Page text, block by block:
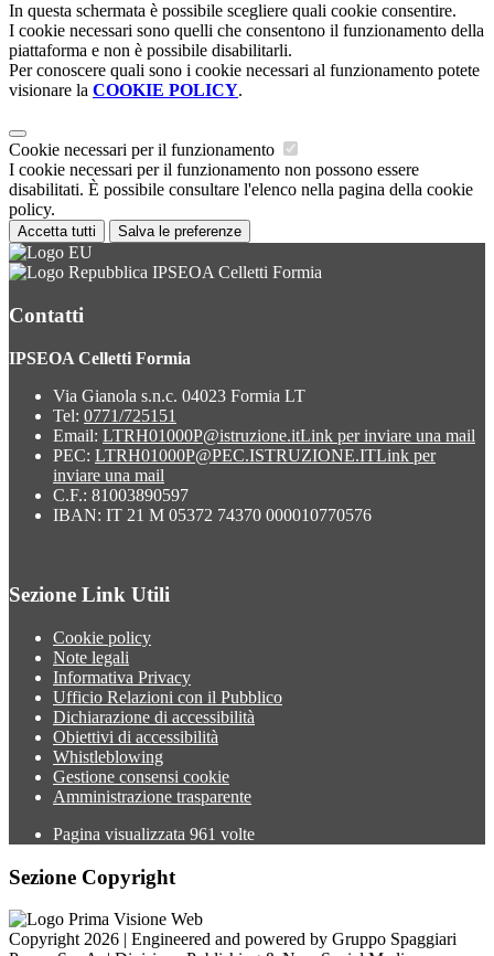
In questa schermata è possibile scegliere quali cookie consentire.
I cookie necessari sono quelli che consentono il funzionamento della
piattaforma e non è possibile disabilitarli.
Per conoscere quali sono i cookie necessari al funzionamento potete
visionare la COOKIE POLICY.
Cookie necessari per il funzionamento
I cookie necessari per il funzionamento non possono essere
disabilitati. È possibile consultare l'elenco nella pagina della cookie
policy.
Accetta tutti Salva le preferenze
IPSEOA Celletti Formia
Contatti
IPSEOA Celletti Formia
Via Gianola s.n.c. 04023 Formia LT
Tel: 0771/725151
Email: LTRH01000P@istruzione.itLink per inviare una mail
PEC: LTRH01000P@PEC.ISTRUZIONE.ITLink per
inviare una mail
C.F.: 81003890597
IBAN: IT 21 M 05372 74370 000010770576
Sezione Link Utili
Cookie policy
Note legali
Informativa Privacy
Ufficio Relazioni con il Pubblico
Dichiarazione di accessibilità
Obiettivi di accessibilità
Whistleblowing
Gestione consensi cookie
Amministrazione trasparente
Pagina visualizzata 961 volte
Sezione Copyright
Copyright 2026 | Engineered and powered by Gruppo Spaggiari